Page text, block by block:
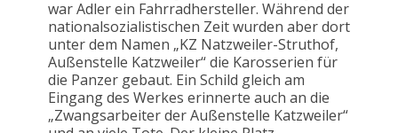
war Adler ein Fahrradhersteller. Während der
nationalsozialistischen Zeit wurden aber dort
unter dem Namen „KZ Natzweiler-Struthof,
Außenstelle Katzweiler“ die Karosserien für
die Panzer gebaut. Ein Schild gleich am
Eingang des Werkes erinnerte auch an die
„Zwangsarbeiter der Außenstelle Katzweiler“